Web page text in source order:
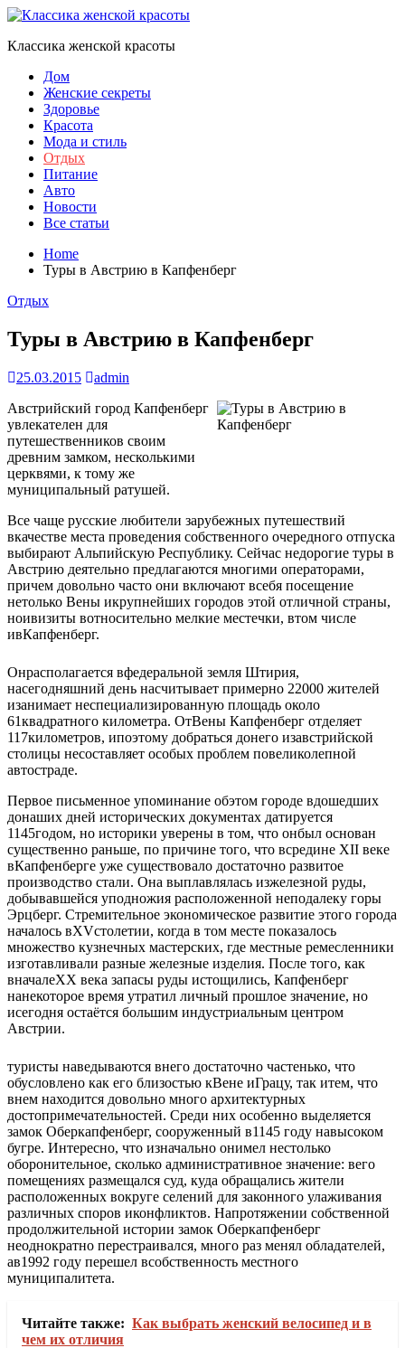
Skip
content
Классика женской красоты
Дом
Женские секреты
Здоровье
Красота
Мода и стиль
Отдых
Питание
Авто
Новости
Все статьи
Home
Туры в Австрию в Капфенберг
Отдых
Туры в Австрию в Капфенберг
25.03.2015
admin
Австрийский город Капфенберг
увлекателен для
путешественников своим
древним замком, несколькими
церквями, к тому же
муниципальный ратушей.
Все чаще русские любители зарубежных путешествий
вкачестве места проведения собственного очередного отпуска
выбирают Альпийскую Республику. Сейчас недорогие туры в
Австрию деятельно предлагаются многими операторами,
причем довольно часто они включают всебя посещение
нетолько Вены икрупнейших городов этой отличной страны,
ноивизиты вотносительно мелкие местечки, втом числе
ивКапфенберг.
Онрасполагается вфедеральной земля Штирия,
насегодняшний день насчитывает примерно 22000 жителей
изанимает неспециализированную площадь около
61квадратного километра. ОтВены Капфенберг отделяет
117километров, ипоэтому добраться донего изавстрийской
столицы несоставляет особых проблем повеликолепной
автостраде.
Первое письменное упоминание обэтом городе вдошедших
донаших дней исторических документах датируется
1145годом, но историки уверены в том, что онбыл основан
существенно раньше, по причине того, что всредине XII веке
вКапфенберге уже существовало достаточно развитое
производство стали. Она выплавлялась изжелезной руды,
добывавшейся уподножия расположенной неподалеку горы
Эрцберг. Стремительное экономическое развитие этого города
началось вXVстолетии, когда в том месте показалось
множество кузнечных мастерских, где местные ремесленники
изготавливали разные железные изделия. После того, как
вначалеXX века запасы руды истощились, Капфенберг
нанекоторое время утратил личный прошлое значение, но
исегодня остаётся большим индустриальным центром
Австрии.
туристы наведываются внего достаточно частенько, что
обусловлено как его близостью кВене иГрацу, так итем, что
внем находится довольно много архитектурных
достопримечательностей. Среди них особенно выделяется
замок Оберкапфенберг, сооруженный в1145 году навысоком
бугре. Интересно, что изначально онимел нестолько
оборонительное, сколько административное значение: вего
помещениях размещался суд, куда обращались жители
расположенных вокруге селений для законного улаживания
различных споров иконфликтов. Напротяжении собственной
продолжительной истории замок Оберкапфенберг
неоднократно перестраивался, много раз менял обладателей,
ав1992 году перешел всобственность местного
муниципалитета.
Читайте также: Как выбрать женский велосипед и в
чем их отличия